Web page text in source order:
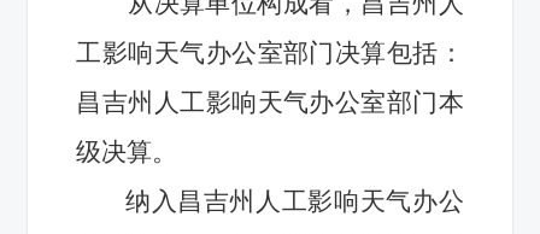
工影响天气办公室部门决算包括：
昌吉州人工影响天气办公室部门本
级决算。
纳入 昌吉州人工影响天气办公